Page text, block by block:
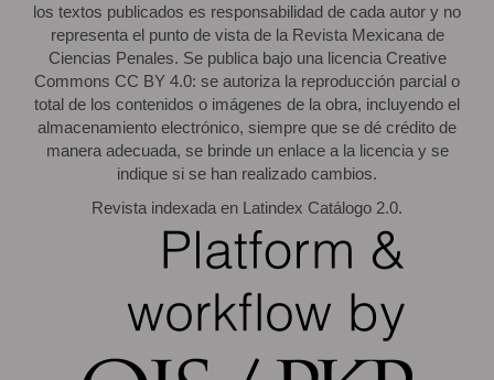
los textos publicados es responsabilidad de cada autor y no
representa el punto de vista de la Revista Mexicana de
Ciencias Penales. Se publica bajo una licencia Creative
Commons CC BY 4.0: se autoriza la reproducción parcial o
total de los contenidos o imágenes de la obra, incluyendo el
almacenamiento electrónico, siempre que se dé crédito de
manera adecuada, se brinde un enlace a la licencia y se
indique si se han realizado cambios.
Revista indexada en Latindex Catálogo 2.0.